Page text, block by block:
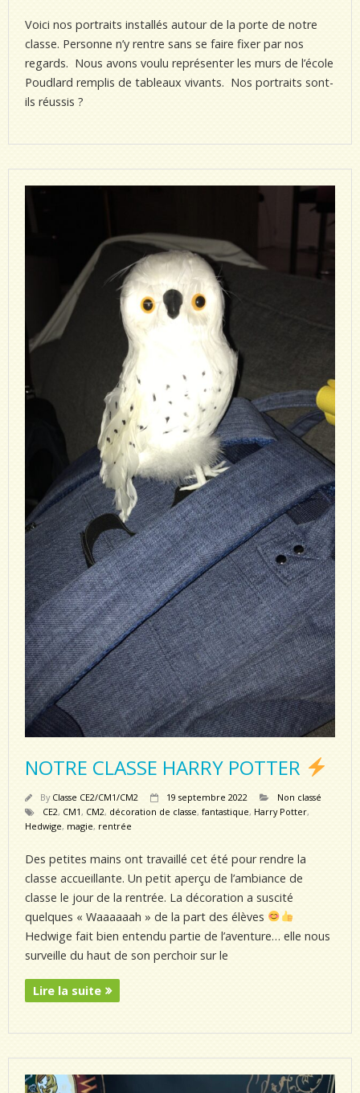
Voici nos portraits installés autour de la porte de notre
classe. Personne n’y rentre sans se faire fixer par nos
regards. Nous avons voulu représenter les murs de l’école
Poudlard remplis de tableaux vivants. Nos portraits sont-
ils réussis ?
NOTRE CLASSE HARRY POTTER
By Classe CE2/CM1/CM2 19 septembre 2022
Non classé
CE2, CM1 , CM2, décoration de classe, fantastique, Harry Potter,
Hedwige, magie, rentrée
Des petites mains ont travaillé cet été pour rendre la
classe accueillante. Un petit aperçu de l’ambiance de
classe le jour de la rentrée. La décoration a suscité
quelques « Waaaaaah » de la part des élèves
Hedwige fait bien entendu partie de l’aventure… elle nous
surveille du haut de son perchoir sur le
Lire la suite